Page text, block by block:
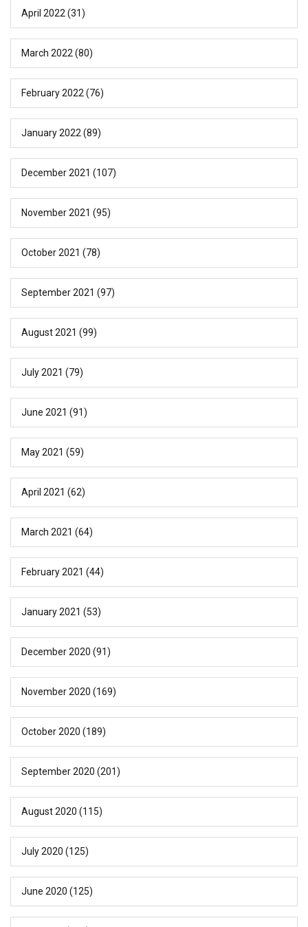
April 2022 (31)
March 2022 (80)
February 2022 (76)
January 2022 (89)
December 2021 (107)
November 2021 (95)
October 2021 (78)
September 2021 (97)
August 2021 (99)
July 2021 (79)
June 2021 (91)
May 2021 (59)
April 2021 (62)
March 2021 (64)
February 2021 (44)
January 2021 (53)
December 2020 (91)
November 2020 (169)
October 2020 (189)
September 2020 (201)
August 2020 (115)
July 2020 (125)
June 2020 (125)